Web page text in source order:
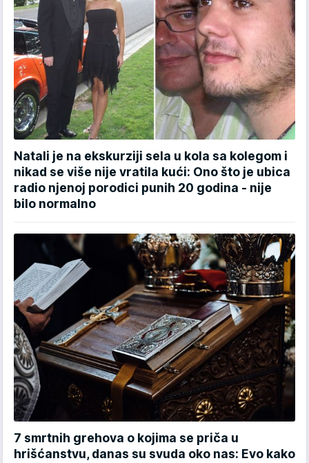
Natali je na ekskurziji sela u kola sa kolegom i
nikad se više nije vratila kući: Ono što je ubica
radio njenoj porodici punih 20 godina - nije
bilo normalno
7 smrtnih grehova o kojima se priča u
hrišćanstvu, danas su svuda oko nas: Evo kako